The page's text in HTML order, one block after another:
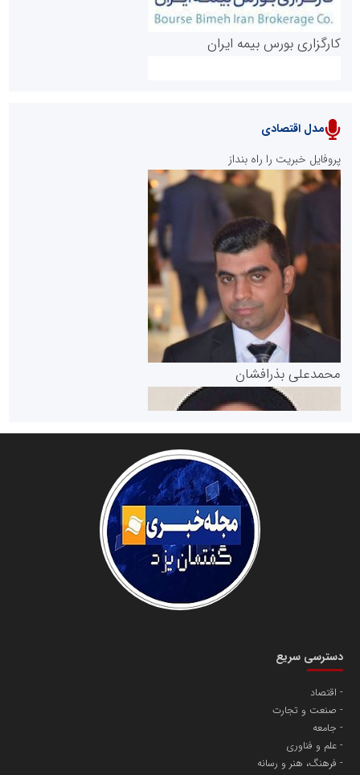
پایگاه خبری نهضت ملی مسکن
پایگاه خبری گفتمان یزد
دانشگاه سئوی ایران
کارگزاری بورس بیمه ایران
سازمان بورس و اوراق بهادار
مرجع اخبار موثق در بازارسرمایه
سازمان صنعت،معدن و تجارت
آهن و فولاد غدیر ایرانیان
تامین آهن اسفنجی تولیدکنندگان فولاد در کشور
مدل اقتصادی
پروفایل خبریت را راه بنداز
محمدعلی بذرافشان
مریم حاج نوروز نظری
دسترسی سریع
اقتصاد
صنعت و تجارت
جامعه
علم و فناوری
فرهنگ، هنر و رسانه